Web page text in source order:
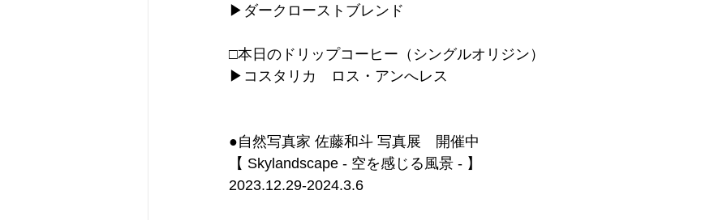
▶︎ダークローストブレンド
□本日のドリップコーヒー（シングルオリジン）
▶︎コスタリカ　ロス・アンへレス
●自然写真家 佐藤和斗 写真展　開催中
【 Skylandscape - 空を感じる風景 - 】
2023.12.29-2024.3.6